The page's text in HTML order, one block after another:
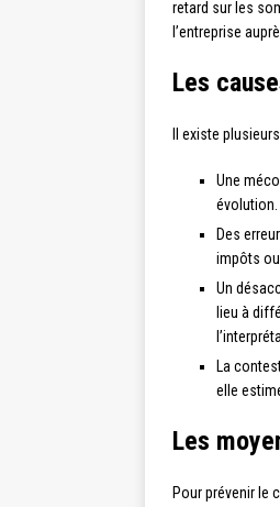
retard sur les
l’entreprise
Les
Il existe
Une
évolution.
Des
impôts ou
Un
lieu à
La
elle
Les
Pour prévenir le